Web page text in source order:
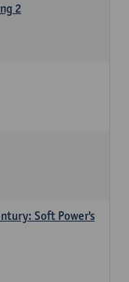
2
Soft Power's